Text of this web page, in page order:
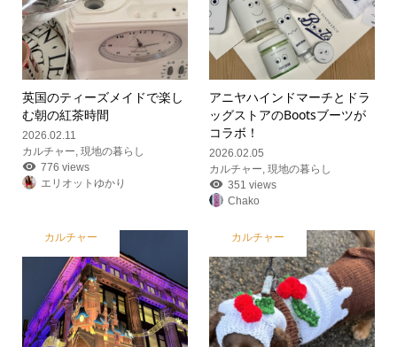
英国のティーズメイドで楽し
む朝の紅茶時間
2026.02.11
カルチャー, 現地の暮らし
776 views
エリオットゆかり
アニヤハインドマーチとドラ
ッグストアのBootsブーツが
コラボ！
2026.02.05
カルチャー,現地の暮らし
351 views
Chako
カルチャー カルチャー